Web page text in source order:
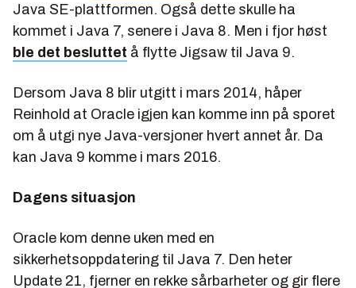
Java SE-plattformen. Også dette skulle ha
kommet i Java 7, senere i Java 8. Men i fjor høst
ble det besluttet å flytte Jigsaw til Java 9.
Dersom Java 8 blir utgitt i mars 2014, håper
Reinhold at Oracle igjen kan komme inn på sporet
om å utgi nye Java-versjoner hvert annet år. Da
kan Java 9 komme i mars 2016.
Dagens situasjon
Oracle kom denne uken med en
sikkerhetsoppdatering til Java 7. Den heter
Update 21, fjerner en rekke sårbarheter og gir flere